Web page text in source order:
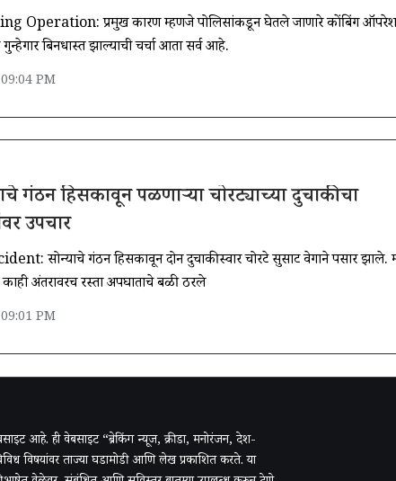
Operation: प्रमुख कारण म्हणजे पोलिसांकडून घेतले जाणारे कोंबिंग
बिनधास्त झाल्याची चर्चा आता सर्वत्र आहे.
PM
गंठन हिसकावून पळणार्‍या चोरट्याच्या दुचाकीचा
उपचार
सोन्याचे गंठन हिसकावून दोन दुचाकीस्वार चोरटे सुसाट वेगाने पसार झाले.
अंतरावरच रस्ता अपघाताचे बळी ठरले
PM
आहे. ही वेबसाइट “ब्रेकिंग न्यूज, क्रीडा, मनोरंजन, देश-
विषयांवर ताज्या घडामोडी आणि लेख प्रकाशित करते. या